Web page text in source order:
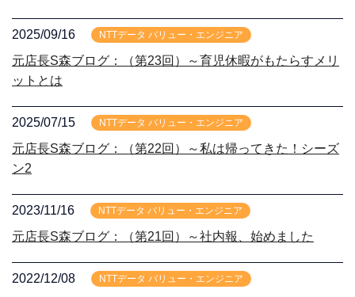
2025/09/16 NTTデータ バリュー・エンジニア
元店長S森ブログ：（第23回）～育児休暇がもたらすメリ
ットとは
2025/07/15 NTTデータ バリュー・エンジニア
元店長S森ブログ：（第22回）～私は帰ってきた！シーズ
ン2
2023/11/16 NTTデータ バリュー・エンジニア
元店長S森ブログ：（第21回）～社内報、始めました
2022/12/08 NTTデータ バリュー・エンジニア